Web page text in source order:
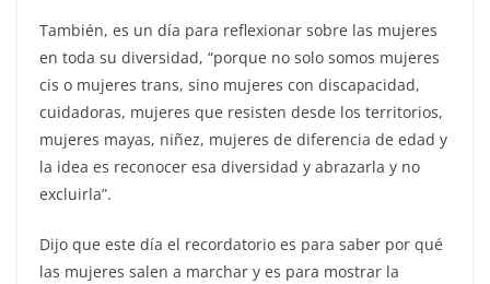
También, es un día para reflexionar sobre las mujeres
en toda su diversidad, “porque no solo somos mujeres
cis o mujeres trans, sino mujeres con discapacidad,
cuidadoras, mujeres que resisten desde los territorios,
mujeres mayas, niñez, mujeres de diferencia de edad y
la idea es reconocer esa diversidad y abrazarla y no
excluirla”.
Dijo que este día el recordatorio es para saber por qué
las mujeres salen a marchar y es para mostrar la